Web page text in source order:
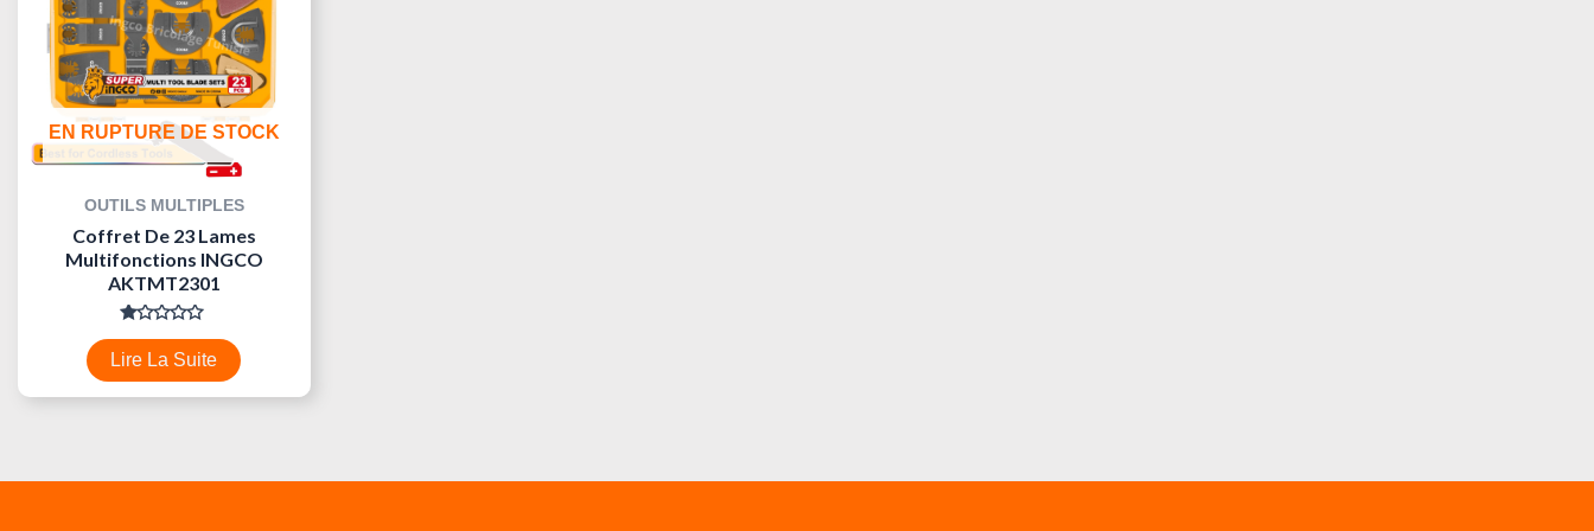
EN RUPTURE DE STOCK
OUTILS MULTIPLES
Coffret De 23 Lames
Multifonctions INGCO
AKTMT2301
Note
0
Sur
5
Lire La Suite